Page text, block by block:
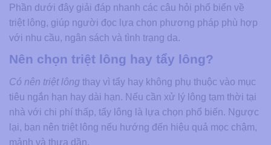
Phần dưới đây giải đáp nhanh các câu hỏi phổ biến về
triệt lông, giúp người đọc lựa chọn phương pháp phù hợp
với nhu cầu, ngân sách và tình trạng da.
Nên chọn triệt lông hay tẩy lông?
Có nên triệt lông thay vì tẩy hay không phụ thuộc vào mục
tiêu ngắn hạn hay dài hạn. Nếu cần xử lý lông tạm thời tại
nhà với chi phí thấp, tẩy lông là lựa chọn phổ biến. Ngược
lại, bạn nên triệt lông nếu hướng đến hiệu quả mọc chậm,
mảnh và thưa dần.